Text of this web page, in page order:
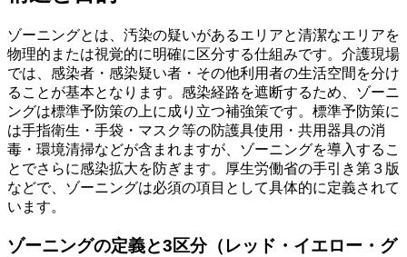
ゾーニングとは、汚染の疑いがあるエリアと清潔なエリアを
物理的または視覚的に明確に区分する仕組みです。介護現場
では、感染者・感染疑い者・その他利用者の生活空間を分け
ることが基本となります。感染経路を遮断するため、ゾーニ
ングは標準予防策の上に成り立つ補強策です。標準予防策に
は手指衛生・手袋・マスク等の防護具使用・共用器具の消
毒・環境清掃などが含まれますが、ゾーニングを導入するこ
とでさらに感染拡大を防ぎます。厚生労働省の手引き第３版
などで、ゾーニングは必須の項目として具体的に定義されて
います。
ゾーニングの定義と3区分（レッド・イエロー・グ